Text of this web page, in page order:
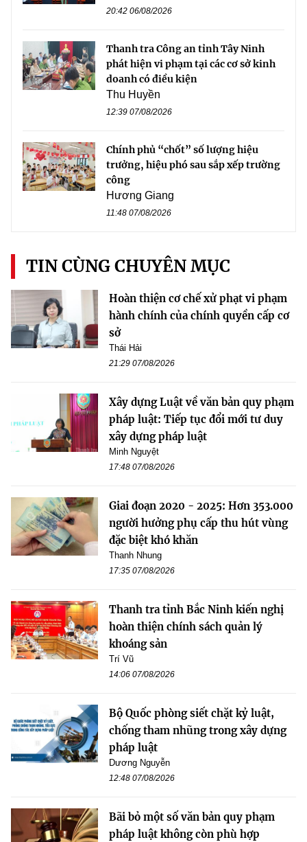
20:42 06/08/2026
Thanh tra Công an tỉnh Tây Ninh
phát hiện vi phạm tại các cơ sở kinh
doanh có điều kiện
Thu Huyền
12:39 07/08/2026
Chính phủ “chốt” số lượng hiệu
trưởng, hiệu phó sau sắp xếp trường
công
Hương Giang
11:48 07/08/2026
TIN CÙNG CHUYÊN MỤC
Hoàn thiện cơ chế xử phạt vi phạm
hành chính của chính quyền cấp cơ
sở
Thái Hải
21:29 07/08/2026
Xây dựng Luật về văn bản quy phạm
pháp luật: Tiếp tục đổi mới tư duy
xây dựng pháp luật
Minh Nguyệt
17:48 07/08/2026
Giai đoạn 2020 - 2025: Hơn 353.000
người hưởng phụ cấp thu hút vùng
đặc biệt khó khăn
Thanh Nhung
17:35 07/08/2026
Thanh tra tỉnh Bắc Ninh kiến nghị
hoàn thiện chính sách quản lý
khoáng sản
Trí Vũ
14:06 07/08/2026
Bộ Quốc phòng siết chặt kỷ luật,
chống tham nhũng trong xây dựng
pháp luật
Dương Nguyễn
12:48 07/08/2026
Bãi bỏ một số văn bản quy phạm
pháp luật không còn phù hợp